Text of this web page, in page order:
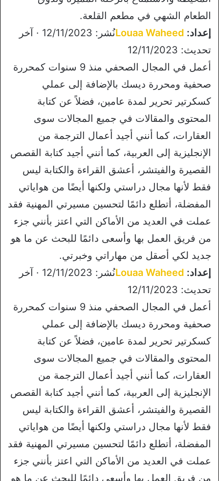
الطعام الشهي في مطعم القلعة.
إعداد: Louaa Waheed
نُشر: 12/11/2023 · آخر
تحديث: 12/11/2023
أعمل في المجال الصحفي منذ 9 سنوات كمحررة
صحفية ومحررة ديسك بالإضافة إلى عملي
كسكرتير تحرير لمدة عامين، فضلاً عن كتابة
المحتوى والمقالات في جميع المجالات سوى
العقارات، كما أنني أجيد أعمال الترجمة من
الإنجليزية إلى العربية، كما أنني أجيد كتابة القصص
القصيرة والفيتشر، أعشق القراءة والكتابة ليس
فقط لأنها مجال دراستي ولكنها أيضًا من هواياتي
المفضلة، أتطلع دائمًا لتحسين مسيرتي المهنية فقد
عملت في العديد من الأماكن التي اعتز بأنني جزء
من فريق العمل بها وأسعى دائمًا للبحث عن ما هو
جديد لكي أصقل من مهاراتي وخبرتي.
إعداد: Louaa Waheed
نُشر: 12/11/2023 · آخر
تحديث: 12/11/2023
أعمل في المجال الصحفي منذ 9 سنوات كمحررة
صحفية ومحررة ديسك بالإضافة إلى عملي
كسكرتير تحرير لمدة عامين، فضلاً عن كتابة
المحتوى والمقالات في جميع المجالات سوى
العقارات، كما أنني أجيد أعمال الترجمة من
الإنجليزية إلى العربية، كما أنني أجيد كتابة القصص
القصيرة والفيتشر، أعشق القراءة والكتابة ليس
فقط لأنها مجال دراستي ولكنها أيضًا من هواياتي
المفضلة، أتطلع دائمًا لتحسين مسيرتي المهنية فقد
عملت في العديد من الأماكن التي اعتز بأنني جزء
من فريق العمل بها وأسعى دائمًا للبحث عن ما هو